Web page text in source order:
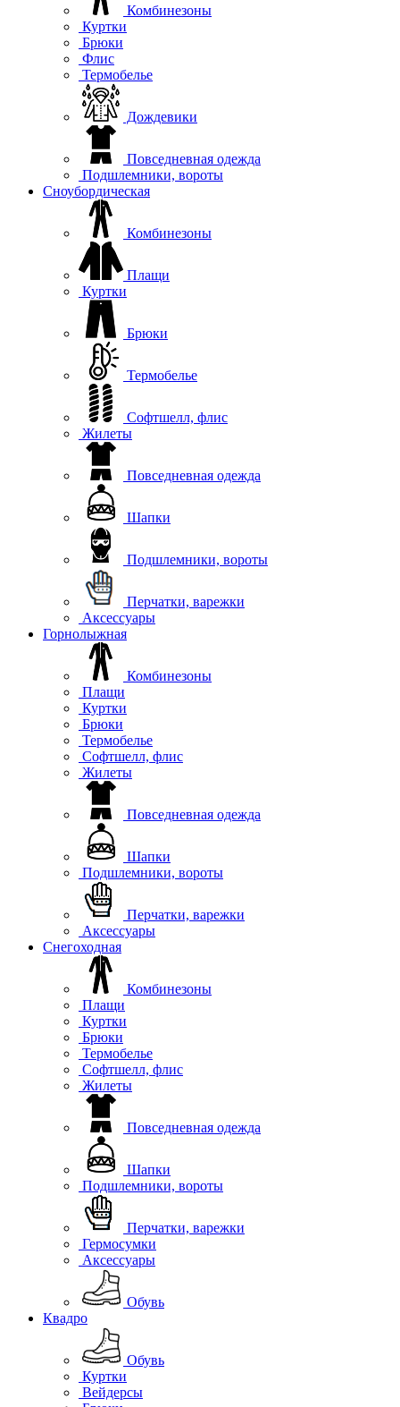
Комбинезоны
Куртки
Брюки
Флис
Термобелье
Дождевики
Повседневная одежда
Подшлемники, вороты
Сноубордическая
Комбинезоны
Плащи
Куртки
Брюки
Термобелье
Софтшелл, флис
Жилеты
Повседневная одежда
Шапки
Подшлемники, вороты
Перчатки, варежки
Аксессуары
Горнолыжная
Комбинезоны
Плащи
Куртки
Брюки
Термобелье
Софтшелл, флис
Жилеты
Повседневная одежда
Шапки
Подшлемники, вороты
Перчатки, варежки
Аксессуары
Снегоходная
Комбинезоны
Плащи
Куртки
Брюки
Термобелье
Софтшелл, флис
Жилеты
Повседневная одежда
Шапки
Подшлемники, вороты
Перчатки, варежки
Гермосумки
Аксессуары
Обувь
Квадро
Обувь
Куртки
Вейдерсы